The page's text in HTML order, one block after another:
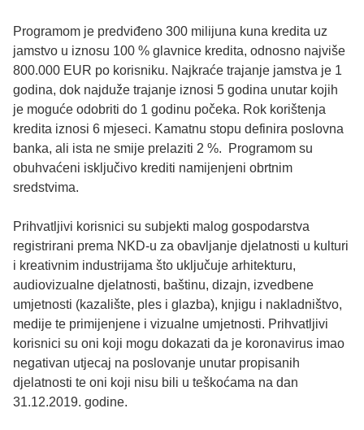
Programom je predviđeno 300 milijuna kuna kredita uz
jamstvo u iznosu 100 % glavnice kredita, odnosno najviše
800.000 EUR po korisniku. Najkraće trajanje jamstva je 1
godina, dok najduže trajanje iznosi 5 godina unutar kojih
je moguće odobriti do 1 godinu počeka. Rok korištenja
kredita iznosi 6 mjeseci. Kamatnu stopu definira poslovna
banka, ali ista ne smije prelaziti 2 %. Programom su
obuhvaćeni isključivo krediti namijenjeni obrtnim
sredstvima.
Prihvatljivi korisnici su subjekti malog gospodarstva
registrirani prema NKD-u za obavljanje djelatnosti u kulturi
i kreativnim industrijama što uključuje arhitekturu,
audiovizualne djelatnosti, baštinu, dizajn, izvedbene
umjetnosti (kazalište, ples i glazba), knjigu i nakladništvo,
medije te primijenjene i vizualne umjetnosti. Prihvatljivi
korisnici su oni koji mogu dokazati da je koronavirus imao
negativan utjecaj na poslovanje unutar propisanih
djelatnosti te oni koji nisu bili u teškoćama na dan
31.12.2019. godine.